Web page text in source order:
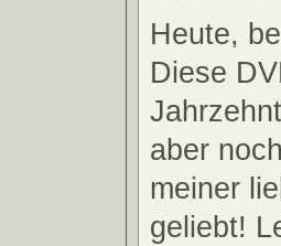
Heute,
Diese
aber
meiner
geliebt!